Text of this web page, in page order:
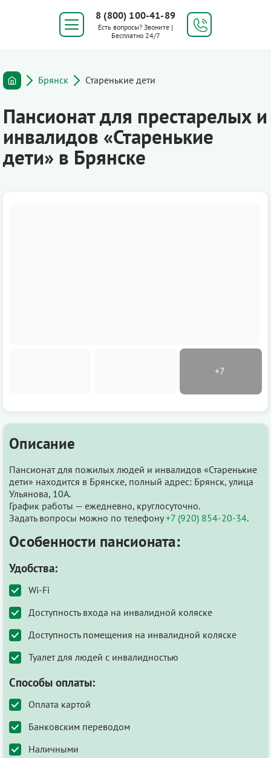
8 (800) 100-41-89
Есть вопросы? Звоните |
Бесплатно 24/7
Брянск Старенькие дети
Пансионат для престарелых и
инвалидов «Старенькие
дети» в Брянске
Описание
Пансионат для пожилых людей и инвалидов «Старенькие
дети» находится в Брянске, полный адрес: Брянск, улица
Ульянова, 10А.
График работы — ежедневно, круглосуточно.
Задать вопросы можно по телефону+7 (920) 854-20-34.
Особенности пансионата:
Удобства:
Wi-Fi
Доступность входа на инвалидной коляске
Доступность помещения на инвалидной коляске
Туалет для людей с инвалидностью
Способы оплаты:
Оплата картой
Банковским переводом
Наличными